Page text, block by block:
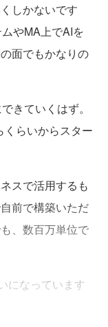
しかないです
やMA上でAIを
面でもかなりの
きていくはず。
らいからスター
スで活用するも
前で構築いただ
、数百万単位で
になっています